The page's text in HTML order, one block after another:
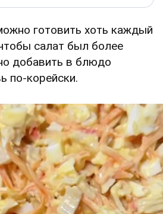
готовить хоть каждый
салат был более
добавить в блюдо
по-корейски.